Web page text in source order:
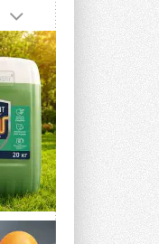
и
...
...